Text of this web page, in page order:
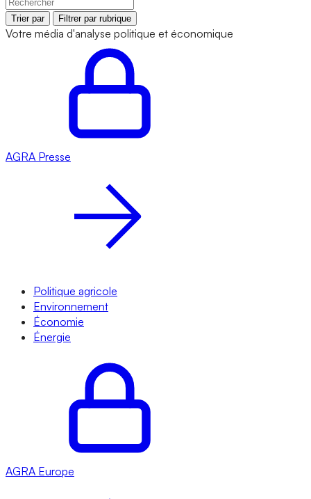
Trier par Filtrer par rubrique
Votre média d'analyse politique et économique
AGRA Presse
Politique agricole
Environnement
Économie
Énergie
AGRA Europe